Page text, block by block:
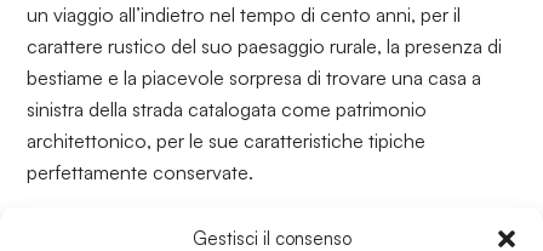
Gestisci il consenso
un viaggio all’indietro nel tempo di cento anni, per il
carattere rustico del suo paesaggio rurale, la presenza di
bestiame e la piacevole sorpresa di trovare una casa a
sinistra della strada catalogata come patrimonio
architettonico, per le sue caratteristiche tipiche
perfettamente conservate.